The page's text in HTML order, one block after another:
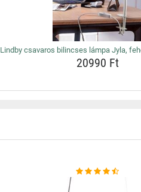
Lindby csavaros bilincses lámpa Jyla,
20990 Ft